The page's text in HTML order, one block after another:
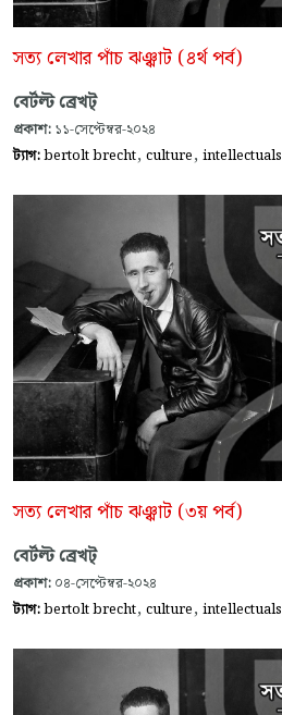
সত্য লেখার পাঁচ ঝঞ্ঝাট (৪র্থ পর্ব)
বের্টল্ট ব্রেখট্
প্রকাশ: ১১-সেপ্টেম্বর-২০২৪
ট্যাগ:bertolt brecht, culture, intellectuals
সত্য লেখার পাঁচ ঝঞ্ঝাট (৩য় পর্ব)
বের্টল্ট ব্রেখট্
প্রকাশ: ০৪-সেপ্টেম্বর-২০২৪
ট্যাগ:bertolt brecht, culture, intellectuals